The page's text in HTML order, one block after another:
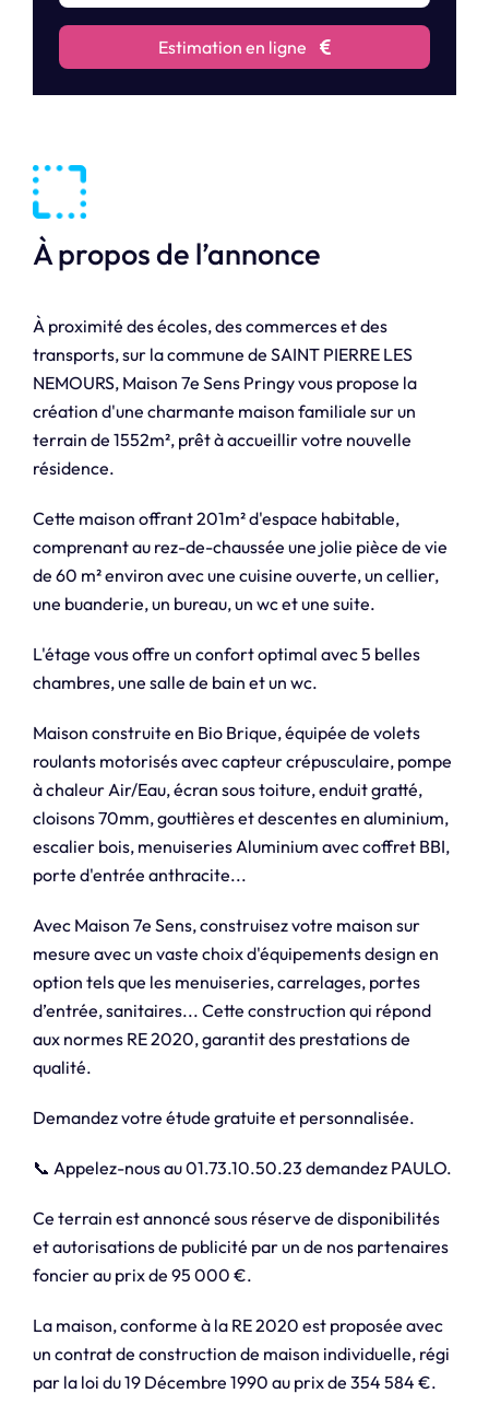
Estimation en ligne
À propos de l’annonce
À proximité des écoles, des commerces et des
transports, sur la commune de SAINT PIERRE LES
NEMOURS, Maison 7e Sens Pringy vous propose la
création d'une charmante maison familiale sur un
terrain de 1552m², prêt à accueillir votre nouvelle
résidence.
Cette maison offrant 201m² d'espace habitable,
comprenant au rez-de-chaussée une jolie pièce de vie
de 60 m² environ avec une cuisine ouverte, un cellier,
une buanderie, un bureau, un wc et une suite.
L'étage vous offre un confort optimal avec 5 belles
chambres, une salle de bain et un wc.
Maison construite en Bio Brique, équipée de volets
roulants motorisés avec capteur crépusculaire, pompe
à chaleur Air/Eau, écran sous toiture, enduit gratté,
cloisons 70mm, gouttières et descentes en aluminium,
escalier bois, menuiseries Aluminium avec coffret BBI,
porte d'entrée anthracite...
Avec Maison 7e Sens, construisez votre maison sur
mesure avec un vaste choix d'équipements design en
option tels que les menuiseries, carrelages, portes
d’entrée, sanitaires... Cette construction qui répond
aux normes RE 2020, garantit des prestations de
qualité.
Demandez votre étude gratuite et personnalisée.
📞 Appelez-nous au 01.73.10.50.23 demandez PAULO.
Ce terrain est annoncé sous réserve de disponibilités
et autorisations de publicité par un de nos partenaires
foncier au prix de 95 000 €.
La maison, conforme à la RE 2020 est proposée avec
un contrat de construction de maison individuelle, régi
par la loi du 19 Décembre 1990 au prix de 354 584 €.